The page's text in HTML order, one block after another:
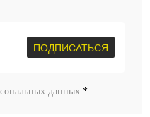
ПОДПИСАТЬСЯ
данных. *